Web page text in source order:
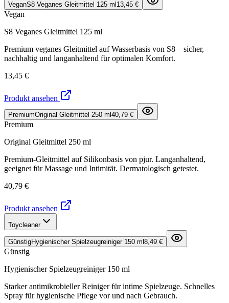
VeganS8 Veganes Gleitmittel 125 ml 13,45 €
Vegan
S8 Veganes Gleitmittel 125 ml
Premium veganes Gleitmittel auf Wasserbasis von S8 – sicher,
nachhaltig und langanhaltend für optimalen Komfort.
13,45 €
Produkt ansehen
PremiumOriginal Gleitmittel 250 ml 40,79 €
Premium
Original Gleitmittel 250 ml
Premium-Gleitmittel auf Silikonbasis von pjur. Langanhaltend,
geeignet für Massage und Intimität. Dermatologisch getestet.
40,79 €
Produkt ansehen
Toycleaner
GünstigHygienischer Spielzeugreiniger 150 ml 8,49 €
Günstig
Hygienischer Spielzeugreiniger 150 ml
Starker antimikrobieller Reiniger für intime Spielzeuge. Schnelles
Spray für hygienische Pflege vor und nach Gebrauch.